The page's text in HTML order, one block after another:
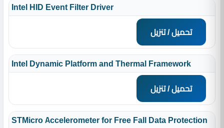
Intel HID Event Filter Driver
تحميل / تنزيل
Intel Dynamic Platform and Thermal Framework
تحميل / تنزيل
STMicro Accelerometer for Free Fall Data Protection